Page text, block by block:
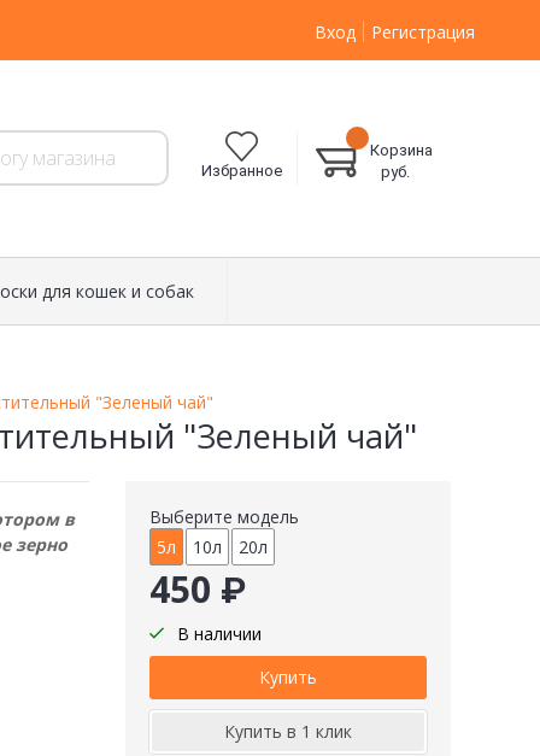
Вход Регистрация
Избранное
Корзина
руб.
для кошек и собак
"Зеленый чай"
"Зеленый чай"
Выберите модель
5л
10л 20л
450 ₽
В наличии
в
зерно